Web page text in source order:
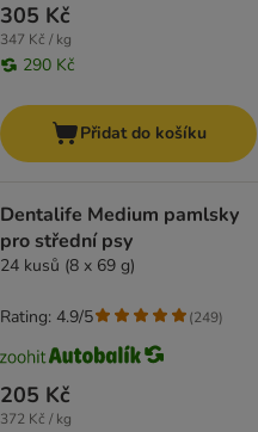
305 Kč
347 Kč / kg
290 Kč
Přidat do košíku
Dentalife Medium pamlsky
pro střední psy
24 kusů (8 x 69 g)
205 Kč
372 Kč / kg
Rating: 4.9/5 (249)